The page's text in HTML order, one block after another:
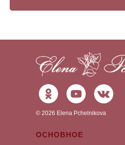
ОСНОВНОЕ
© 2026 Elena Pchelnikova